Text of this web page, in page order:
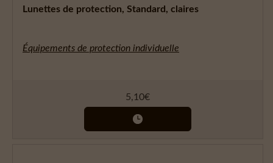
Lunettes de protection, Standard, claires
Équipements de protection individuelle
5,10€